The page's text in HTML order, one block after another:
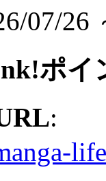
07/26
ポイ
: